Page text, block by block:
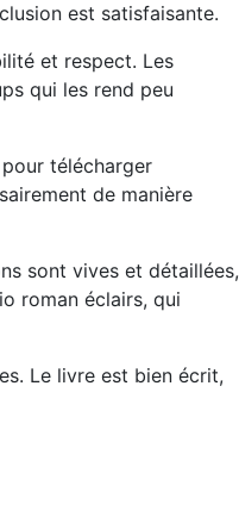
est satisfaisante.
et respect. Les
qui les rend peu
télécharger
de manière
sont vives et détaillées,
roman éclairs, qui
Le livre est bien écrit,